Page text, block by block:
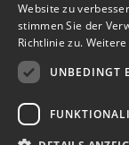
Barrierefreiheit
Hilfe
Website zu
stimmen Sie der
Richtlinie zu.
UNBEDINGT